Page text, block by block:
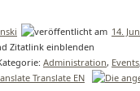
14.
Administration, Events
Translate EN